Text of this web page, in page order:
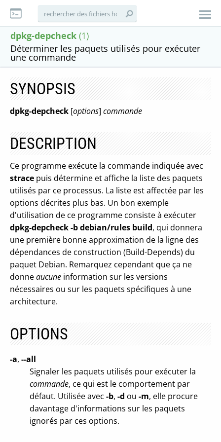
dpkg-depcheck (1)
Déterminer les paquets utilisés pour exécuter
une commande
SYNOPSIS
dpkg-depcheck [options] commande
DESCRIPTION
Ce programme exécute la commande indiquée avec
strace puis détermine et affiche la liste des paquets
utilisés par ce processus. La liste est affectée par les
options décrites plus bas. Un bon exemple
d'utilisation de ce programme consiste à exécuter
dpkg-depcheck -b debian/rules build, qui donnera
une première bonne approximation de la ligne des
dépendances de construction (Build-Depends) du
paquet Debian. Remarquez cependant que ça ne
donneaucune information sur les versions
nécessaires ou sur les paquets spécifiques à une
architecture.
OPTIONS
-a, --all
Signaler les paquets utilisés pour exécuter la
commande, ce qui est le comportement par
défaut. Utilisée avec -b, -d ou -m, elle procure
davantage d'informations sur les paquets
ignorés par ces options.